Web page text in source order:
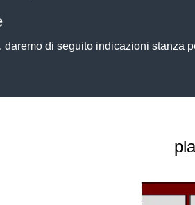
daremo di seguito indicazioni stanza